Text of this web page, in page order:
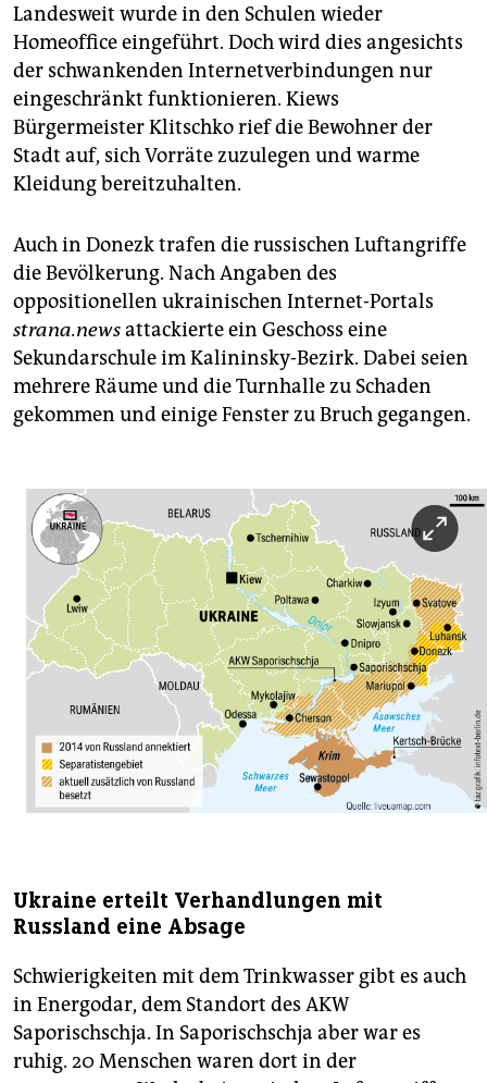
Landesweit wurde in den Schulen wieder
Homeoffice eingeführt. Doch wird dies angesichts
der schwankenden Internetverbindungen nur
eingeschränkt funktionieren. Kiews
Bürgermeister Klitschko rief die Bewohner der
Stadt auf, sich Vorräte zuzulegen und warme
Kleidung bereitzuhalten.
Auch in Donezk trafen die russischen Luftangriffe
die Bevölkerung. Nach Angaben des
oppositionellen ukrainischen Internet-Portals
strana.newsattackierte ein Geschoss eine
Sekundarschule im Kalininsky-Bezirk. Dabei seien
mehrere Räume und die Turnhalle zu Schaden
gekommen und einige Fenster zu Bruch gegangen.
Ukraine erteilt Verhandlungen mit
Russland eine Absage
Schwierigkeiten mit dem Trinkwasser gibt es auch
in Energodar, dem Standort des AKW
Saporischschja. In Saporischschja aber war es
ruhig. 20 Menschen waren dort in der